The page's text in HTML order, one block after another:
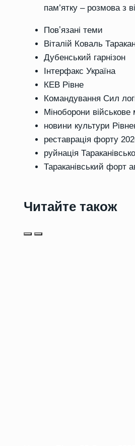
пам’ятку – розмова з
Повʼязані теми
Віталій Коваль
Дубенський гарнізон
Інтерфакс Україна
КЕВ Рівне
Командування Сил
Міноборони військове
новини культури
реставрація форту
руйнація
Тараканівський форт
Читайте також